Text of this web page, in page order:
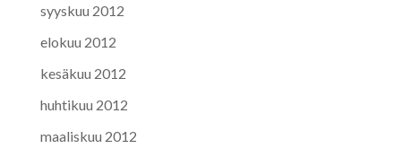
syyskuu 2012
elokuu 2012
kesäkuu 2012
huhtikuu 2012
maaliskuu 2012